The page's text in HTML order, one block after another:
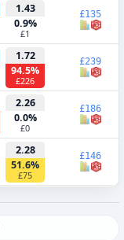
1.43
0.9%
£1
£135
1.72
94.5%
£226
£239
2.26
0.0%
£0
£186
2.28
51.6%
£75
£146